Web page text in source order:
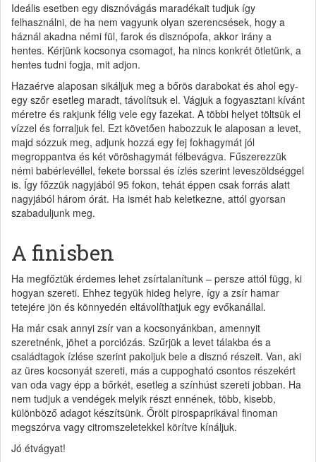
Ideális esetben egy disznóvágás maradékait tudjuk így
felhasználni, de ha nem vagyunk olyan szerencsések, hogy a
háznál akadna némi fül, farok és disznópofa, akkor irány a
hentes. Kérjünk kocsonya csomagot, ha nincs konkrét ötletünk, a
hentes tudni fogja, mit adjon.
Hazaérve alaposan sikáljuk meg a bőrös darabokat és ahol egy-
egy szőr esetleg maradt, távolítsuk el. Vágjuk a fogyasztani kívánt
méretre és rakjunk félig vele egy fazekat. A többi helyet töltsük el
vízzel és forraljuk fel. Ezt követően habozzuk le alaposan a levet,
majd sózzuk meg, adjunk hozzá egy fej fokhagymát jól
megroppantva és két vöröshagymát félbevágva. Fűszerezzük
némi babérlevéllel, fekete borssal és ízlés szerint leveszöldséggel
is. Így főzzük nagyjából 95 fokon, tehát éppen csak forrás alatt
nagyjából három órát. Ha ismét hab keletkezne, attól gyorsan
szabaduljunk meg.
A finisben
Ha megfőztük érdemes lehet zsírtalanítunk – persze attól függ, ki
hogyan szereti. Ehhez tegyük hideg helyre, így a zsír hamar
tetejére jön és könnyedén eltávolíthatjuk egy evőkanállal.
Ha már csak annyi zsír van a kocsonyánkban, amennyit
szeretnénk, jöhet a porciózás. Szűrjük a levet tálakba és a
családtagok ízlése szerint pakoljuk bele a disznó részeit. Van, aki
az üres kocsonyát szereti, más a cuppogható csontos részekért
van oda vagy épp a bőrkét, esetleg a színhúst szereti jobban. Ha
nem tudjuk a vendégek melyik részt ennének, több, kisebb,
különböző adagot készítsünk. Őrölt pirospaprikával finoman
megszórva vagy citromszeletekkel körítve kínáljuk.
Jó étvágyat!